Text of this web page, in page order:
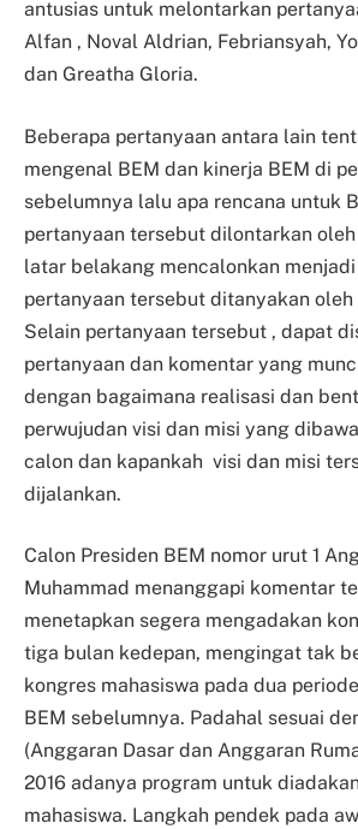
antusias untuk melontarkan
Alfan , Noval Aldrian, Febriansyah,
dan Greatha Gloria.
Beberapa pertanyaan antara lain
mengenal BEM dan kinerja BEM di
sebelumnya lalu apa rencana untuk
pertanyaan tersebut dilontarkan
latar belakang mencalonkan
pertanyaan tersebut ditanyakan oleh
Selain pertanyaan tersebut , dapat
pertanyaan dan komentar yang
dengan bagaimana realisasi dan
perwujudan visi dan misi yang
calon dan kapankah visi dan misi
dijalankan.
Calon Presiden BEM nomor urut 1
Muhammad menanggapi komentar
menetapkan segera mengadakan
tiga bulan kedepan, mengingat tak
kongres mahasiswa pada dua
BEM sebelumnya. Padahal sesuai
(Anggaran Dasar dan Anggaran
2016 adanya program untuk
mahasiswa. Langkah pendek pada